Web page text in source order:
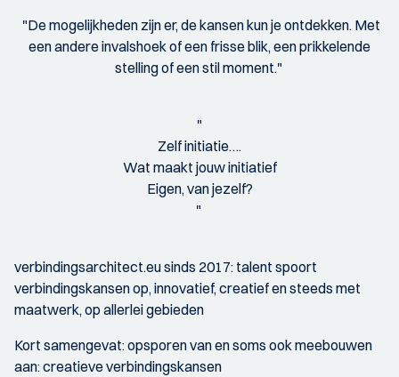
"De mogelijkheden zijn er, de kansen kun je ontdekken. Met
een andere invalshoek of een frisse blik, een prikkelende
stelling of een stil moment."
"
Zelf initiatie….
Wat maakt jouw initiatief
Eigen, van jezelf?
"
verbindingsarchitect.eu sinds 2017: talent spoort
verbindingskansen op, innovatief, creatief en steeds met
maatwerk, op allerlei gebieden
Kort samengevat: opsporen van en soms ook meebouwen
aan: creatieve verbindingskansen